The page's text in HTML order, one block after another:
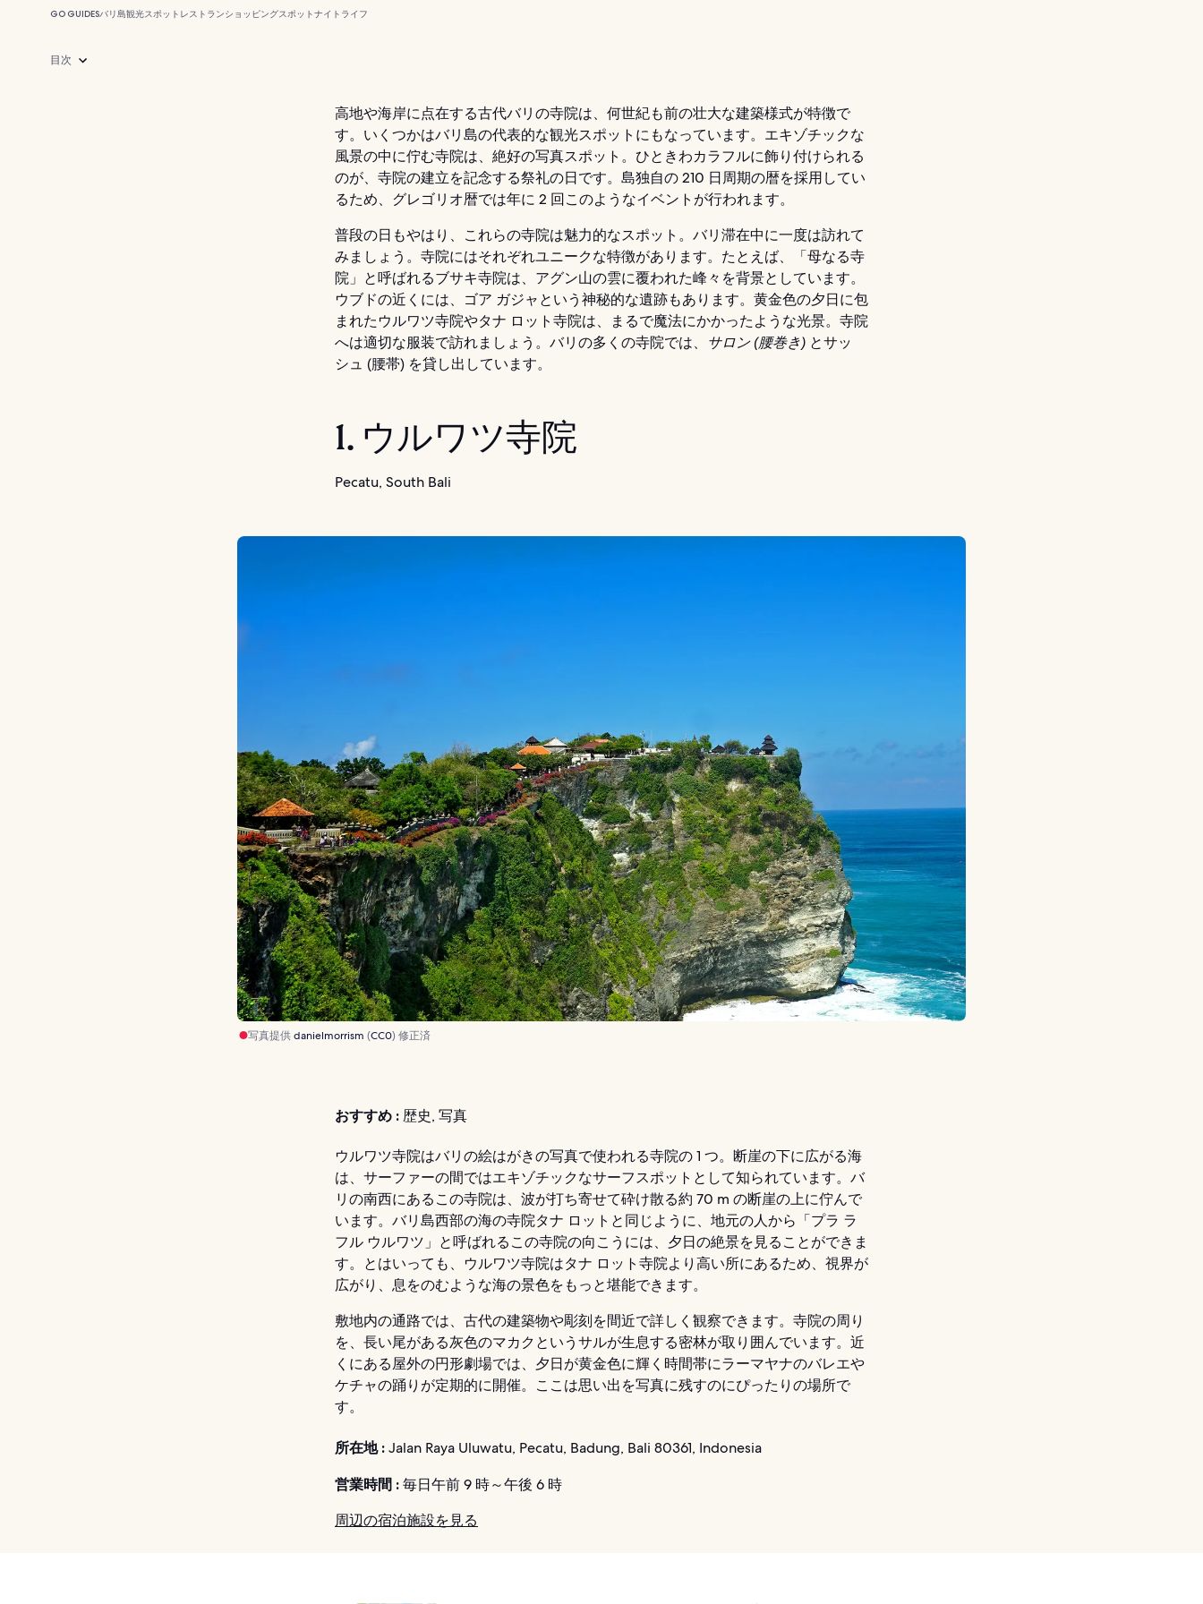
GO GUIDESバリ島観光スポット レストランショッピングスポットナイトライフ
目次
高地や海岸に点在する古代バリの寺院は、何世紀も前の壮大な建築様式が特徴で
す。いくつかはバリ島の代表的な観光スポットにもなっています。エキゾチックな
風景の中に佇む寺院は、絶好の写真スポット。ひときわカラフルに飾り付けられる
のが、寺院の建立を記念する祭礼の日です。島独自の 210 日周期の暦を採用してい
るため、グレゴリオ暦では年に 2 回このようなイベントが行われます。
普段の日もやはり、これらの寺院は魅力的なスポット。バリ滞在中に一度は訪れて
みましょう。寺院にはそれぞれユニークな特徴があります。たとえば、「母なる寺
院」と呼ばれるブサキ寺院は、アグン山の雲に覆われた峰々を背景としています。
ウブドの近くには、ゴア ガジャという神秘的な遺跡もあります。黄金色の夕日に包
まれたウルワツ寺院やタナ ロット寺院は、まるで魔法にかかったような光景。寺院
へは適切な服装で訪れましょう。バリの多くの寺院では、 サロン (腰巻き) とサッ
シュ (腰帯) を貸し出しています。
1. ウルワツ寺院
Pecatu, South Bali
写真提供danielmorrism (CC0) 修正済
おすすめ : 歴史, 写真
ウルワツ寺院はバリの絵はがきの写真で使われる寺院の 1 つ。断崖の下に広がる海
は、サーファーの間ではエキゾチックなサーフスポットとして知られています。バ
リの南西にあるこの寺院は、波が打ち寄せて砕け散る約 70 m の断崖の上に佇んで
います。バリ島西部の海の寺院タナ ロットと同じように、地元の人から「プラ ラ
フル ウルワツ」と呼ばれるこの寺院の向こうには、夕日の絶景を見ることができま
す。とはいっても、ウルワツ寺院はタナ ロット寺院より高い所にあるため、視界が
広がり、息をのむような海の景色をもっと堪能できます。
敷地内の通路では、古代の建築物や彫刻を間近で詳しく観察できます。寺院の周り
を、長い尾がある灰色のマカクというサルが生息する密林が取り囲んでいます。近
くにある屋外の円形劇場では、夕日が黄金色に輝く時間帯にラーマヤナのバレエや
ケチャの踊りが定期的に開催。ここは思い出を写真に残すのにぴったりの場所で
す。
所在地 : Jalan Raya Uluwatu, Pecatu, Badung, Bali 80361, Indonesia
営業時間 : 毎日午前 9 時～午後 6 時
周辺の宿泊施設を見る